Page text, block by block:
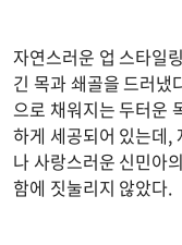
자연스러운 업 스타일
긴 목과 쇄골을 드러냈
으로 채워지는 두터운
하게 세공되어 있는데,
나 사랑스러운 신민아
함에 짓눌리지 않았다.